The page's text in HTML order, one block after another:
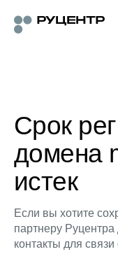
Срок
домена
истек
Если вы хотите
партнеру
контакты для